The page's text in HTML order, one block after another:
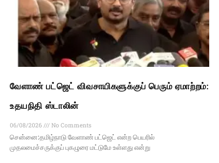
வேளாண் பட்ஜெட் விவசாயிகளுக்குப் பெரும் ஏமாற்றம்:
உதயநிதி ஸ்டாலின்
06/08/2026
No Comments
சென்னை:தமிழ்நாடு வேளாண் பட்ஜெட் என்ற பெயரில்
முதலமைச்சருக்குப் புகழுரை மட்டுமே உள்ளது என்று